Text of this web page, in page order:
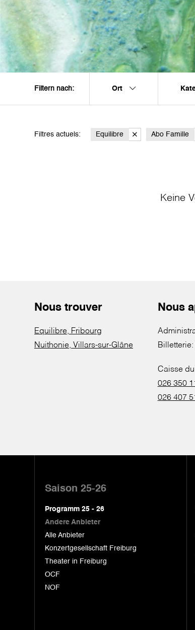
Filtern nach: Ort
Filtres actuels: Equilibre Abo Famille
Keine
Nous trouver
Equilibre, Fribourg
Nuithonie, Villars-sur-Glâne
Nous
Billetterie:
Caisse
026 350
026 407
Saison 25-26
Programm 25 - 26
Andere Anbieter
Alle Anbieter
Konzertgesellschaft Freiburg
Theater in Freiburg
OCF
NOF